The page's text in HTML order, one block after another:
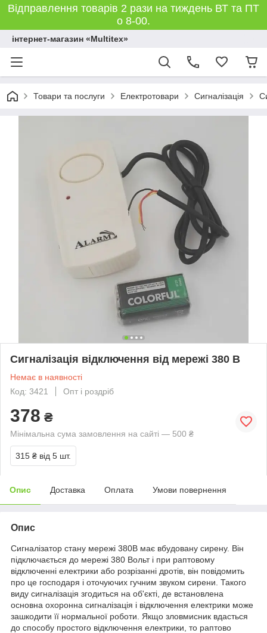
Відправлення товарів 2 рази на тиждень ВТ та ПТ
о 8-00.
інтернет-магазин «Multitex»
Товари та послуги Електротовари Сигналізація
Сигналізація відключення від мережі 380 В
Немає в наявності
Код: 3421
Опт і роздріб
378 ₴
Мінімальна сума замовлення на сайті — 500 ₴
315 ₴ від 5 шт.
Опис Доставка Оплата Умови повернення
Опис
Сигналізатор стану мережі 380В має вбудовану сирену. Він
підключається до мережі 380 Вольт і при раптовому
відключенні електрики або розрізанні дротів, він повідомить
про це господаря і оточуючих гучним звуком сирени. Такого
виду сигналізація згодиться на об'єкті, де встановлена
основна охоронна сигналізація і відключення електрики може
зашкодити її нормальної роботи. Якщо зловмисник вдасться
до способу простого відключення електрики, то раптово